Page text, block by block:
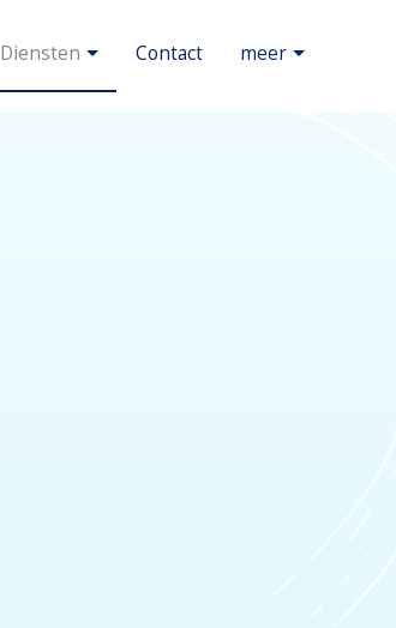
Diensten Contact meer